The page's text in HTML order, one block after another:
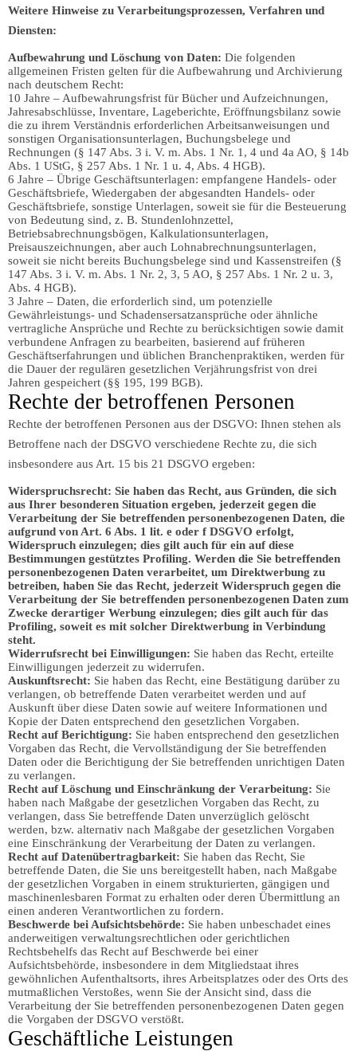
Weitere Hinweise zu Verarbeitungsprozessen, Verfahren und
Diensten:
Aufbewahrung und Löschung von Daten: Die folgenden
allgemeinen Fristen gelten für die Aufbewahrung und Archivierung
nach deutschem Recht:
10 Jahre – Aufbewahrungsfrist für Bücher und Aufzeichnungen,
Jahresabschlüsse, Inventare, Lageberichte, Eröffnungsbilanz sowie
die zu ihrem Verständnis erforderlichen Arbeitsanweisungen und
sonstigen Organisationsunterlagen, Buchungsbelege und
Rechnungen (§ 147 Abs. 3 i. V. m. Abs. 1 Nr. 1, 4 und 4a AO, § 14b
Abs. 1 UStG, § 257 Abs. 1 Nr. 1 u. 4, Abs. 4 HGB).
6 Jahre – Übrige Geschäftsunterlagen: empfangene Handels- oder
Geschäftsbriefe, Wiedergaben der abgesandten Handels- oder
Geschäftsbriefe, sonstige Unterlagen, soweit sie für die Besteuerung
von Bedeutung sind, z. B. Stundenlohnzettel,
Betriebsabrechnungsbögen, Kalkulationsunterlagen,
Preisauszeichnungen, aber auch Lohnabrechnungsunterlagen,
soweit sie nicht bereits Buchungsbelege sind und Kassenstreifen (§
147 Abs. 3 i. V. m. Abs. 1 Nr. 2, 3, 5 AO, § 257 Abs. 1 Nr. 2 u. 3,
Abs. 4 HGB).
3 Jahre – Daten, die erforderlich sind, um potenzielle
Gewährleistungs- und Schadensersatzansprüche oder ähnliche
vertragliche Ansprüche und Rechte zu berücksichtigen sowie damit
verbundene Anfragen zu bearbeiten, basierend auf früheren
Geschäftserfahrungen und üblichen Branchenpraktiken, werden für
die Dauer der regulären gesetzlichen Verjährungsfrist von drei
Jahren gespeichert (§§ 195, 199 BGB).
Rechte der betroffenen Personen
Rechte der betroffenen Personen aus der DSGVO: Ihnen stehen als
Betroffene nach der DSGVO verschiedene Rechte zu, die sich
insbesondere aus Art. 15 bis 21 DSGVO ergeben:
Widerspruchsrecht: Sie haben das Recht, aus Gründen, die sich
aus Ihrer besonderen Situation ergeben, jederzeit gegen die
Verarbeitung der Sie betreffenden personenbezogenen Daten, die
aufgrund von Art. 6 Abs. 1 lit. e oder f DSGVO erfolgt,
Widerspruch einzulegen; dies gilt auch für ein auf diese
Bestimmungen gestütztes Profiling. Werden die Sie betreffenden
personenbezogenen Daten verarbeitet, um Direktwerbung zu
betreiben, haben Sie das Recht, jederzeit Widerspruch gegen die
Verarbeitung der Sie betreffenden personenbezogenen Daten zum
Zwecke derartiger Werbung einzulegen; dies gilt auch für das
Profiling, soweit es mit solcher Direktwerbung in Verbindung
steht.
Widerrufsrecht bei Einwilligungen: Sie haben das Recht, erteilte
Einwilligungen jederzeit zu widerrufen.
Auskunftsrecht: Sie haben das Recht, eine Bestätigung darüber zu
verlangen, ob betreffende Daten verarbeitet werden und auf
Auskunft über diese Daten sowie auf weitere Informationen und
Kopie der Daten entsprechend den gesetzlichen Vorgaben.
Recht auf Berichtigung: Sie haben entsprechend den gesetzlichen
Vorgaben das Recht, die Vervollständigung der Sie betreffenden
Daten oder die Berichtigung der Sie betreffenden unrichtigen Daten
zu verlangen.
Recht auf Löschung und Einschränkung der Verarbeitung: Sie
haben nach Maßgabe der gesetzlichen Vorgaben das Recht, zu
verlangen, dass Sie betreffende Daten unverzüglich gelöscht
werden, bzw. alternativ nach Maßgabe der gesetzlichen Vorgaben
eine Einschränkung der Verarbeitung der Daten zu verlangen.
Recht auf Datenübertragbarkeit: Sie haben das Recht, Sie
betreffende Daten, die Sie uns bereitgestellt haben, nach Maßgabe
der gesetzlichen Vorgaben in einem strukturierten, gängigen und
maschinenlesbaren Format zu erhalten oder deren Übermittlung an
einen anderen Verantwortlichen zu fordern.
Beschwerde bei Aufsichtsbehörde: Sie haben unbeschadet eines
anderweitigen verwaltungsrechtlichen oder gerichtlichen
Rechtsbehelfs das Recht auf Beschwerde bei einer
Aufsichtsbehörde, insbesondere in dem Mitgliedstaat ihres
gewöhnlichen Aufenthaltsorts, ihres Arbeitsplatzes oder des Orts des
mutmaßlichen Verstoßes, wenn Sie der Ansicht sind, dass die
Verarbeitung der Sie betreffenden personenbezogenen Daten gegen
die Vorgaben der DSGVO verstößt.
Geschäftliche Leistungen